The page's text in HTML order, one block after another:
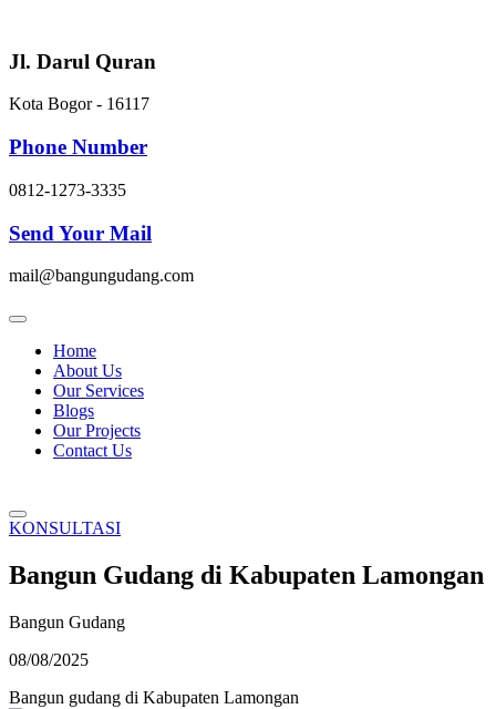
content
Jl. Darul Quran
Kota Bogor - 16117
Phone Number
0812-1273-3335
Send Your Mail
mail@bangungudang.com
Home
About Us
Our Services
Blogs
Our Projects
Contact Us
KONSULTASI
Bangun Gudang di Kabupaten Lamongan
Bangun Gudang
08/08/2025
Bangun gudang di Kabupaten Lamongan